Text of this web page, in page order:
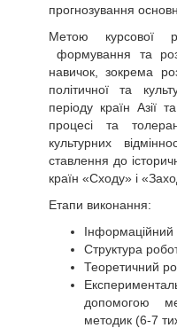
прогнозування
Метою курсової
формування та
навичок, зокрема
політичної та
періоду країн Азії
процесі та
культурних
ставлення до
країн «Сходу» і
Етапи виконання:
Структура
Теоретичний
допомогою
методик (6-7